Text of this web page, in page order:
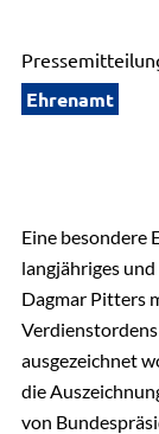
Ehrenamt
Eine besondere
langjähriges
Dagmar Pitters
ausgezeichnet
die
von